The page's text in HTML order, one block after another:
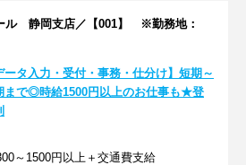
ル 静岡支店／【001】 ※勤務地：
ータ入力・受付・事務・仕分け】短期～
まで◎時給1500円以上のお仕事も★登
～1500円以上＋交通費支給